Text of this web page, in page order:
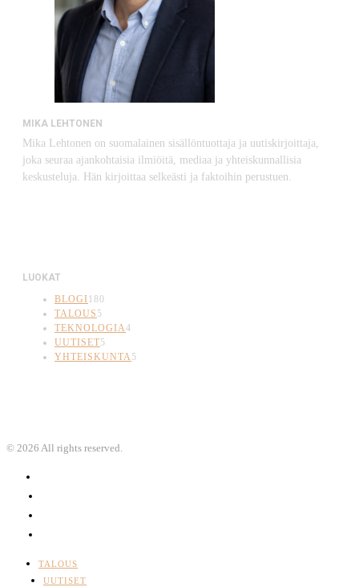
MIKA LEHTONEN
Mika Lehtonen on suomalainen sisällöntuottaja ja uutiskirjoittaja,
joka seuraa ajankohtaisia ilmiöitä, mediaa ja yhteiskunnallisia
keskusteluja. Hän kirjoittaa selkeästi ja faktoihin perustuen.
LUOKAT
BLOGI180
TALOUS 5
TEKNOLOGIA4
UUTISET5
YHTEISKUNTA 5
© 2026 All rights reserved.
TALOUS
UUTISET